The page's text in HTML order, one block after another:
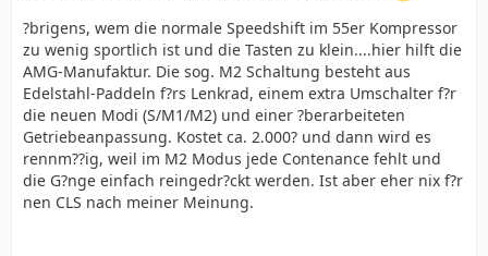
?brigens, wem die normale Speedshift im 55er Kompressor
zu wenig sportlich ist und die Tasten zu klein....hier hilft die
AMG-Manufaktur. Die sog. M2 Schaltung besteht aus
Edelstahl-Paddeln f?rs Lenkrad, einem extra Umschalter f?r
die neuen Modi (S/M1/M2) und einer ?berarbeiteten
Getriebeanpassung. Kostet ca. 2.000? und dann wird es
rennm??ig, weil im M2 Modus jede Contenance fehlt und
die G?nge einfach reingedr?ckt werden. Ist aber eher nix f?r
nen CLS nach meiner Meinung.